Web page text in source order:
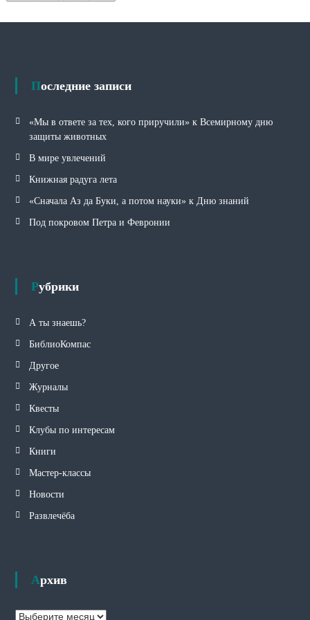
б
Последние записи
«Мы в ответе за тех, кого приручили» к Всемирному дню
защиты животных
В мире увлечений
Книжная радуга лета
«Сначала Аз да Буки, а потом науки» к Дню знаний
Под покровом Петра и Февронии
Рубрики
А ты знаешь?
БиблиоКомпас
Другое
Журналы
Квесты
Клубы по интересам
Книги
Мастер-классы
Новости
Развлечёба
Архив
А